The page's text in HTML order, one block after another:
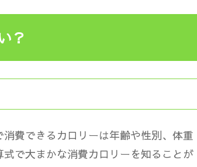
？
費できるカロリーは年齢や性別、体重
で大まかな消費カロリーを知ることが